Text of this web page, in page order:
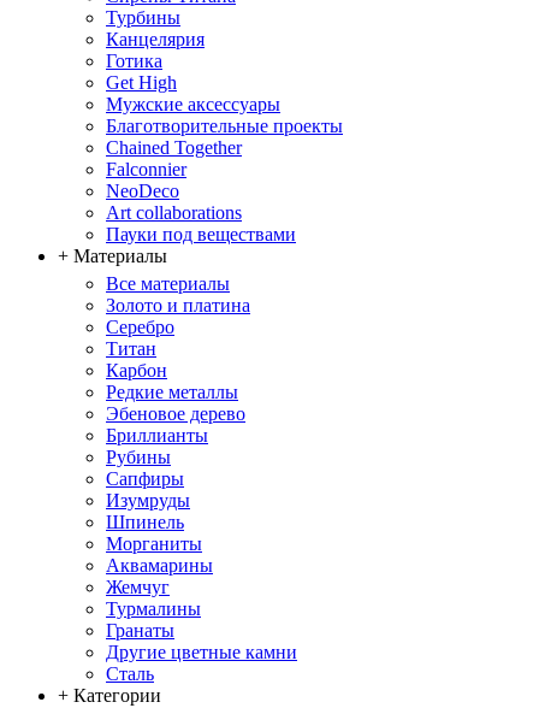
Турбины
Канцелярия
Готика
Get High
Мужские аксессуары
Благотворительные проекты
Chained Together
Falconnier
NeoDeco
Аrt collaborations
Пауки под веществами
+ Материалы
Все материалы
Золото и платина
Серебро
Титан
Карбон
Редкие металлы
Эбеновое дерево
Бриллианты
Рубины
Сапфиры
Изумруды
Шпинель
Морганиты
Аквамарины
Жемчуг
Турмалины
Гранаты
Другие цветные камни
Сталь
+ Категории